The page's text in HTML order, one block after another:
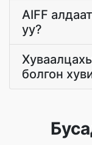
AIFF
уу?
болгон